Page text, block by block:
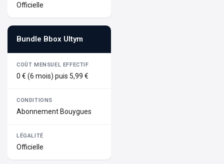
Officielle
Bundle Bbox Ultym
0 € (6 mois) puis 5,99 €
Abonnement Bouygues
Officielle